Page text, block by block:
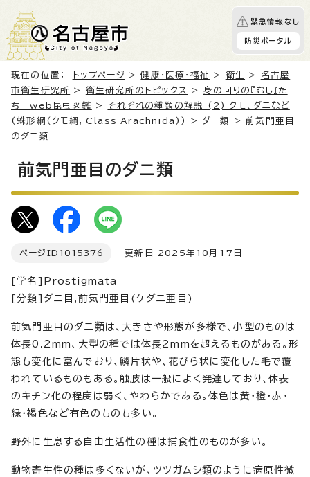
緊急情報なし
防災ポータル
現在の位置： トップページ >健康・医療・福祉 > 衛生 >
名古屋
市衛生研究所 > 衛生研究所のトピックス > 身の回りの『むし』た
ち web昆虫図鑑 > それぞれの種類の解説 (2) クモ、ダニなど
(蛛形綱(クモ綱, Class Arachnida))
>ダニ類
> 前気門亜目
のダニ類
前気門亜目のダニ類
ページID 1015376 更新日 2025年10月17日
[学名]Prostigmata
[分類]ダニ目,前気門亜目(ケダニ亜目)
前気門亜目のダニ類は、大きさや形態が多様で、小型のものは
体長0.2mm、大型の種では体長2mmを超えるものがある。形
態も変化に富んでおり、鱗片状や、花びら状に変化した毛で覆
われているものもある。触肢は一般によく発達しており、体表
のキチン化の程度は弱く、やわらかである。体色は黄・橙・赤・
緑・褐色など有色のものも多い。
野外に生息する自由生活性の種は捕食性のものが多い。
動物寄生性の種は多くないが、ツツガムシ類のように病原性微